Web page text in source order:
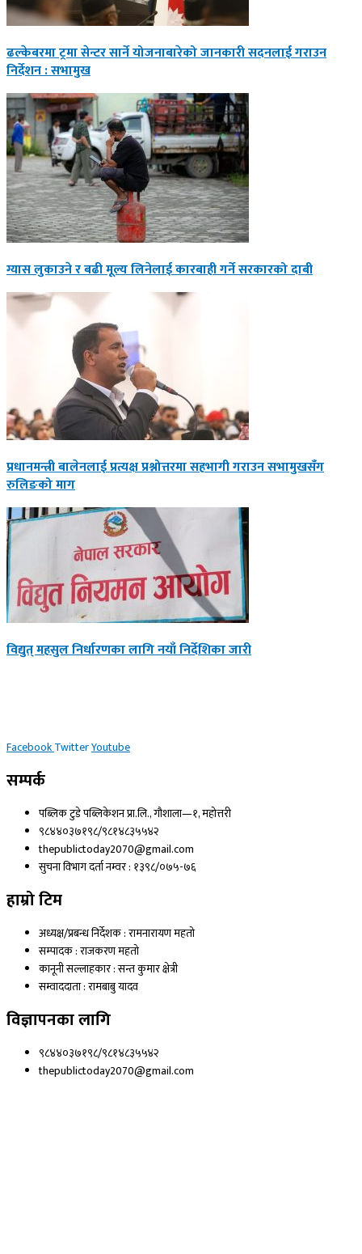
ढल्केबरमा ट्रमा सेन्टर सार्ने योजनाबारेको जानकारी सदनलाई ‍गराउन
निर्देशन : सभामुख
ग्यास लुकाउने र बढी मूल्य लिनेलाई कारबाही गर्ने सरकारको दाबी
प्रधानमन्त्री बालेनलाई प्रत्यक्ष प्रश्नोत्तरमा सहभागी गराउन सभामुखसँग
रुलिङको माग
विद्युत् महसुल निर्धारणका लागि नयाँ निर्देशिका जारी
FacebookTwitterYoutube
सम्पर्क
पब्लिक टुडे पब्लिकेशन प्रा.लि., गौशाला—१, महोत्तरी
९८४४०३७१९८/९८१४८३५५४२
thepublictoday2070@gmail.com
सुचना विभाग दर्ता नम्वर : १३९८/०७५-७६
हाम्रो टिम
अध्यक्ष/प्रबन्ध निर्देशक : रामनारायण महतो
सम्पादक : राजकरण महतो
कानूनी सल्लाहकार : सन्त कुमार क्षेत्री
सम्वाददाता : रामबाबु यादव
विज्ञापनका लागि
९८४४०३७१९८/९८१४८३५५४२
thepublictoday2070@gmail.com